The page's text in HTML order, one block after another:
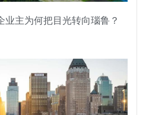
主为何把目光转向瑙鲁？